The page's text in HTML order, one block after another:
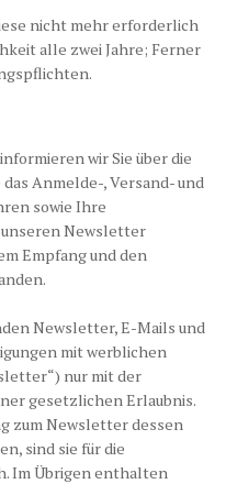
nicht mehr erforderlich
alle zwei Jahre; Ferner
wir Sie über die
Anmelde-, Versand- und
sowie Ihre
unseren Newsletter
Empfang und den
Newsletter, E-Mails und
mit werblichen
nur mit der
gesetzlichen Erlaubnis.
zum Newsletter dessen
sind sie für die
Im Übrigen enthalten